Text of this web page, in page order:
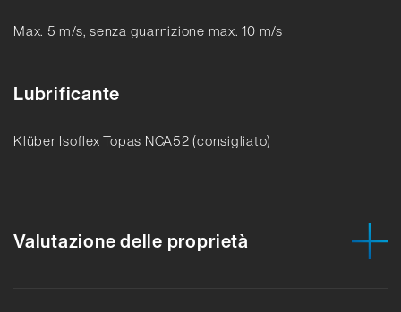
Max. 5 m/s, senza guarnizione max. 10 m/s
Lubrificante
Klüber Isoflex Topas NCA52 (consigliato)
Valutazione delle proprietà